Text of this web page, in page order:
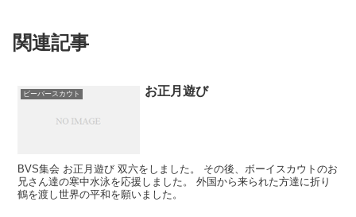
関連記事
ビーバースカウト お正月遊び
BVS集会 お正月遊び 双六をしました。 その後、ボーイスカウトのお
兄さん達の寒中水泳を応援しました。 外国から来られた方達に折り
鶴を渡し世界の平和を願いました。